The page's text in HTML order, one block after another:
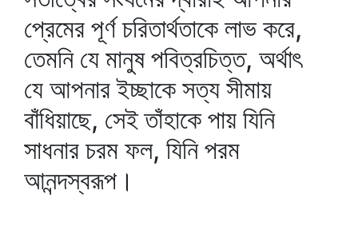
প্রেমের পূর্ণ চরিতার্থতাকে লাভ করে,
তেমনি যে মানুষ পবিত্রচিত্ত, অর্থাৎ
যে আপনার ইচ্ছাকে সত্য সীমায়
বাঁধিয়াছে, সেই তাঁহাকে পায় যিনি
সাধনার চরম ফল, যিনি পরম
আনন্দস্বরূপ।